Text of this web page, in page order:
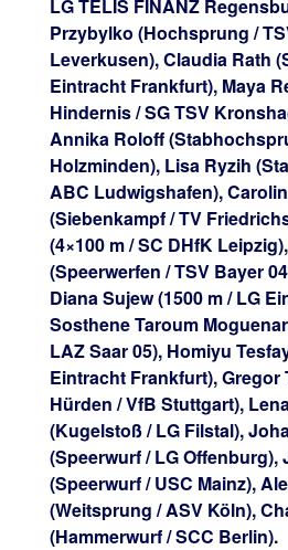
LG TELIS FINANZ
Przybylko (Hochsprung /
Leverkusen), Claudia Rath
Eintracht Frankfurt), Maya
Hindernis / SG TSV
Annika Roloff
Holzminden), Lisa Ryzih
ABC Ludwigshafen),
(Siebenkampf / TV
(4×100 m / SC DHfK
(Speerwerfen / TSV Bayer
Diana Sujew (1500 m / LG
Sosthene Taroum
LAZ Saar 05), Homiyu
Eintracht Frankfurt), Gregor
Hürden / VfB Stuttgart),
(Kugelstoß / LG Filstal),
(Speerwurf / LG Offenburg),
(Speerwurf / USC Mainz),
(Weitsprung / ASV Köln),
(Hammerwurf / SCC Berlin).